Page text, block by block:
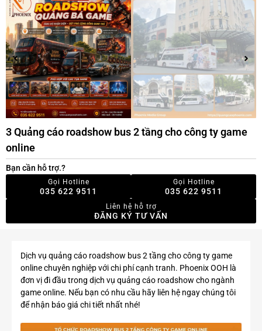
3 Quảng cáo roadshow bus 2 tầng cho công ty game
online
Bạn cần hỗ trợ.?
Gọi Hotline
035 622 9511
Gọi Hotline
035 622 9511
Liên hệ hỗ trợ
ĐĂNG KÝ TƯ VẤN
Dịch vụ quảng cáo roadshow bus 2 tầng cho công ty game
online chuyên nghiệp với chi phí cạnh tranh. Phoenix OOH là
đơn vị đi đầu trong dịch vụ quảng cáo roadshow cho ngành
game online. Nếu bạn có nhu cầu hãy liên hệ ngay chúng tôi
để nhận báo giá chi tiết nhất nhé!